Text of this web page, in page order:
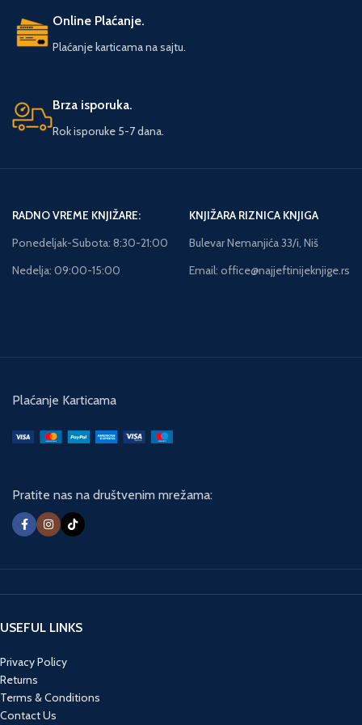
do pogubnog sujeverja,
desetkovala evropska sela i
Online Plaćanje.
Plaćanje karticama na sajtu.
Brza isporuka.
Rok isporuke 5-7 dana.
RADNO VREME KNJIŽARE:
Ponedeljak-Subota: 8:30-21:00
Nedelja: 09:00-15:00
KNJIŽARA RIZNICA KNJIGA
Bulevar Nemanjića 33/i, Niš
Email: office@najjeftinijeknjige.rs
Plaćanje Karticama
Pratite nas na društvenim mrežama:
USEFUL LINKS
Privacy Policy
Returns
Terms & Conditions
Contact Us